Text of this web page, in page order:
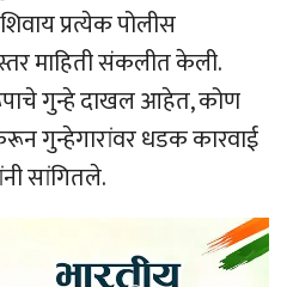
प्रत्येक पोलीस
माहिती संकलीत केली.
गुन्हे दाखल आहेत, कोण
गुन्हेगारांवर धडक कारवाई
सांगितले.